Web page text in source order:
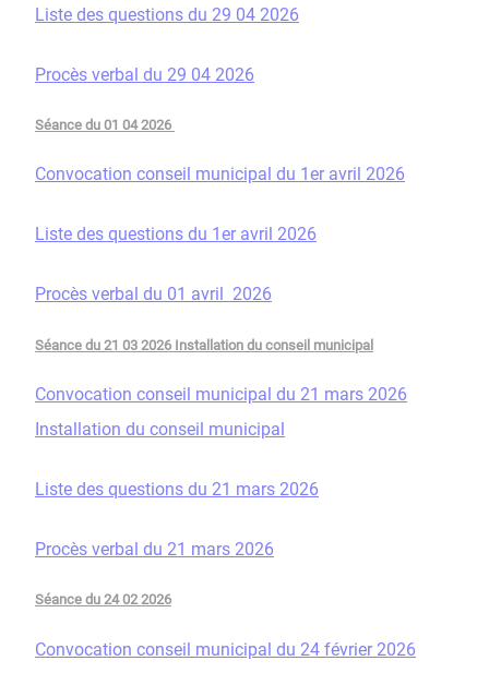
Liste des questions du 29 04 2026
Procès verbal du 29 04 2026
Séance du 01 04 2026
Convocation conseil municipal du 1er avril 2026
Liste des questions du 1er avril 2026
Procès verbal du 01 avril 2026
Séance du 21 03 2026 Installation du conseil municipal
Convocation conseil municipal du 21 mars 2026
Installation du conseil municipal
Liste des questions du 21 mars 2026
Procès verbal du 21 mars 2026
Séance du 24 02 2026
Convocation conseil municipal du 24 février 2026